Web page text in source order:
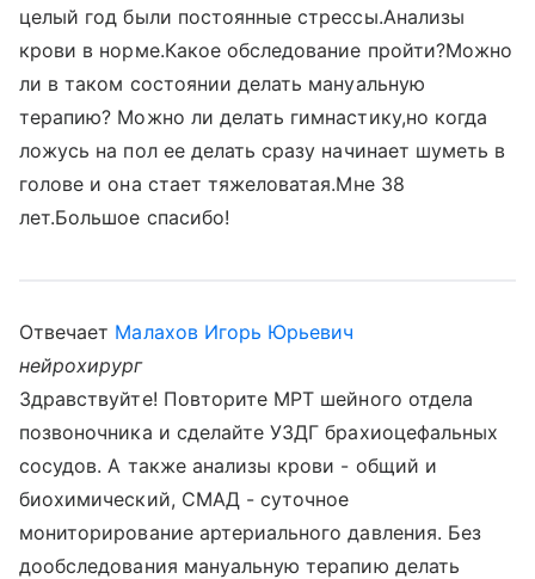
целый год были постоянные стрессы.Анализы
крови в норме.Какое обследование пройти?Можно
ли в таком состоянии делать мануальную
терапию? Можно ли делать гимнастику,но когда
ложусь на пол ее делать сразу начинает шуметь в
голове и она стает тяжеловатая.Мне 38
лет.Большое спасибо!
Отвечает Малахов Игорь Юрьевич
нейрохирург
Здравствуйте! Повторите МРТ шейного отдела
позвоночника и сделайте УЗДГ брахиоцефальных
сосудов. А также анализы крови - общий и
биохимический, СМАД - суточное
мониторирование артериального давления. Без
дообследования мануальную терапию делать